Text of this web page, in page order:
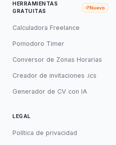
HERRAMIENTAS
GRATUITAS
Nuevo
Calculadora Freelance
Pomodoro Timer
Conversor de Zonas Horarias
Creador de invitaciones .ics
Generador de CV con IA
LEGAL
Política de privacidad